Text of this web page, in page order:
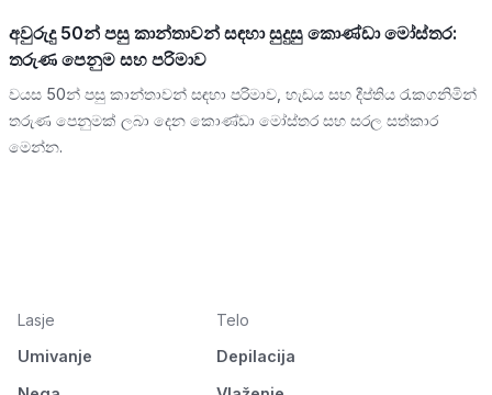
අවුරුදු 50න් පසු කාන්තාවන් සඳහා සුදුසු කොණ්ඩා මෝස්තර:
තරුණ පෙනුම සහ පරිමාව
වයස 50න් පසු කාන්තාවන් සඳහා පරිමාව, හැඩය සහ දීප්තිය රැකගනිමින්
තරුණ පෙනුමක් ලබා දෙන කොණ්ඩා මෝස්තර සහ සරල සත්කාර
මෙන්න.
Lasje
Umivanje
Telo
Depilacija